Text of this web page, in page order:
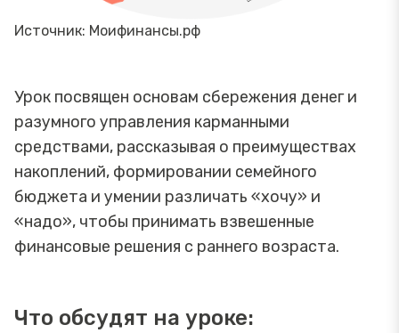
Источник: Моифинансы.рф
Урок посвящен основам сбережения денег и
разумного управления карманными
средствами, рассказывая о преимуществах
накоплений, формировании семейного
бюджета и умении различать «хочу» и
«надо», чтобы принимать взвешенные
финансовые решения с раннего возраста.
Что обсудят на уроке: